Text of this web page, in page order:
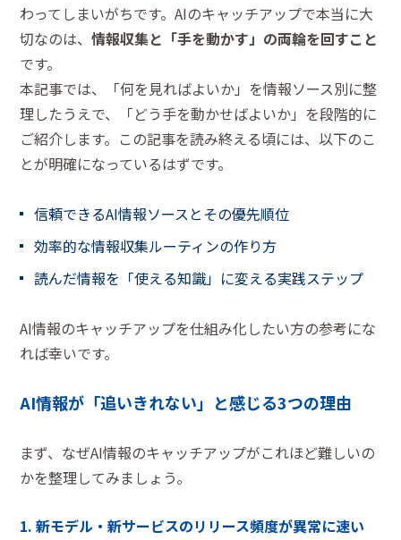
わってしまいがちです。AIのキャッチアップで本当に大
切なのは、 情報収集と「手を動かす」の両輪を回すこと
です。
本記事では、「何を見ればよいか」を情報ソース別に整
理したうえで、「どう手を動かせばよいか」を段階的に
ご紹介します。この記事を読み終える頃には、以下のこ
とが明確になっているはずです。
信頼できるAI情報ソースとその優先順位
効率的な情報収集ルーティンの作り方
読んだ情報を「使える知識」に変える実践ステップ
AI情報のキャッチアップを仕組み化したい方の参考にな
れば幸いです。
AI情報が「追いきれない」と感じる3つの理由
まず、なぜAI情報のキャッチアップがこれほど難しいの
かを整理してみましょう。
1. 新モデル・新サービスのリリース頻度が異常に速い